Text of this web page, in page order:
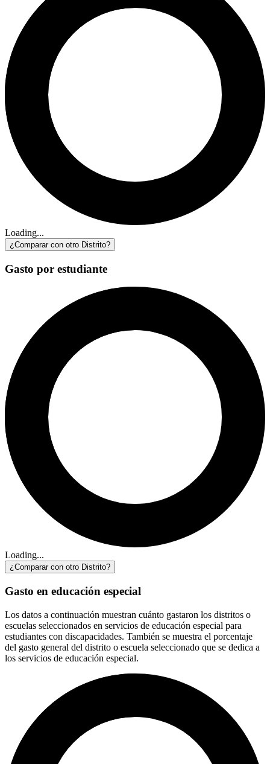
Loading...
¿Comparar con otro Distrito?
Gasto por estudiante
Loading...
¿Comparar con otro Distrito?
Gasto en educación especial
Los datos a continuación muestran cuánto gastaron los distritos o
escuelas seleccionados en servicios de educación especial para
estudiantes con discapacidades. También se muestra el porcentaje
del gasto general del distrito o escuela seleccionado que se dedica a
los servicios de educación especial.